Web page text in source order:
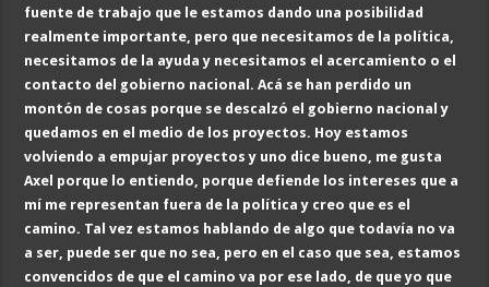
fuente de trabajo que le estamos dando una posibilidad
realmente importante, pero que necesitamos de la política,
necesitamos de la ayuda y necesitamos el acercamiento o el
contacto del gobierno nacional. Acá se han perdido un
montón de cosas porque se descalzó el gobierno nacional y
quedamos en el medio de los proyectos. Hoy estamos
volviendo a empujar proyectos y uno dice bueno, me gusta
Axel porque lo entiendo, porque defiende los intereses que a
mí me representan fuera de la política y creo que es el
camino. Tal vez estamos hablando de algo que todavía no va
a ser, puede ser que no sea, pero en el caso que sea, estamos
convencidos de que el camino va por ese lado, de que yo que